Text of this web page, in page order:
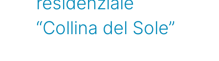
“Collina del Sole”